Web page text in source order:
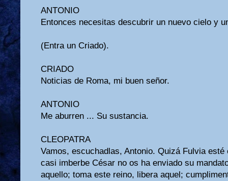
ANTONIO
Entonces necesitas descubrir un nuevo cielo y
(Entra un Criado).
CRIADO
Noticias de Roma, mi buen señor.
ANTONIO
Me aburren ... Su sustancia.
CLEOPATRA
Vamos, escuchadlas, Antonio. Quizá Fulvia
casi imberbe César no os ha enviado su
aquello; toma este reino, libera aquel;